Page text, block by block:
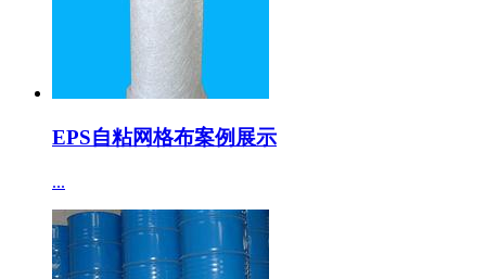
EPS自粘网格布案例展示
...